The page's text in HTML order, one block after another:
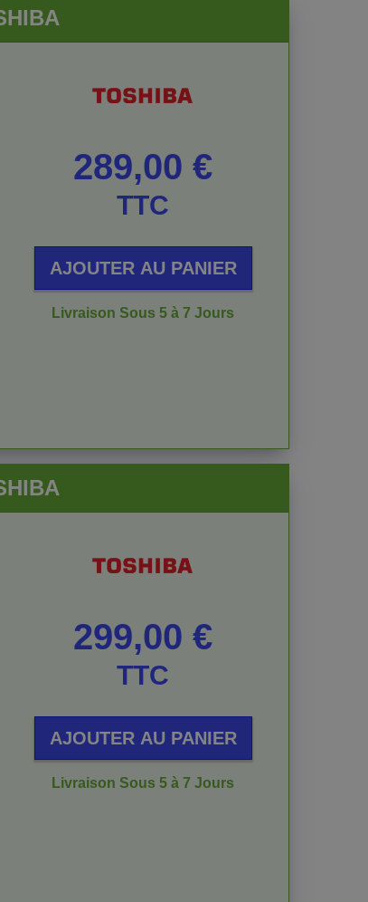
289,00 €
TTC
AJOUTER AU PANIER
Livraison Sous 5 à 7 Jours
299,00 €
TTC
AJOUTER AU PANIER
Livraison Sous 5 à 7 Jours